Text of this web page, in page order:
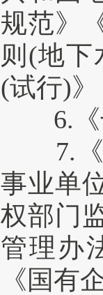
规范》
则(地下
(试行)
6.《
7.《
事业单
权部门
管理办
《国有